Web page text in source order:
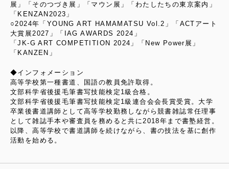
展」「そのつづき展」「マウン展」「わたしたちの東京案内」
「KENZAN2023」
○2024年「YOUNG ART HAMAMATSU Vol.2」「ACTアート
大賞展2027」「IAG AWARDS 2024」
「JK-G ART COMPETITION 2024」「New Power展」
「KANZEN」
◆インフォメーション
高等学校第一種書道、国語の教員免許取得。
文部科学省後援毛筆書写技能検定1級合格。
文部科学省後援毛筆書写技能検定1級連合会会長賞受賞。大学
卒業後書道講師として高等学校勤務しながら競書雑誌常任理事
として雑誌手本や審査員を務めると共に2018年まで書塾経営。
以降、高等学校で書道講師を続けながら、書の技法を基に創作
活動を始める。